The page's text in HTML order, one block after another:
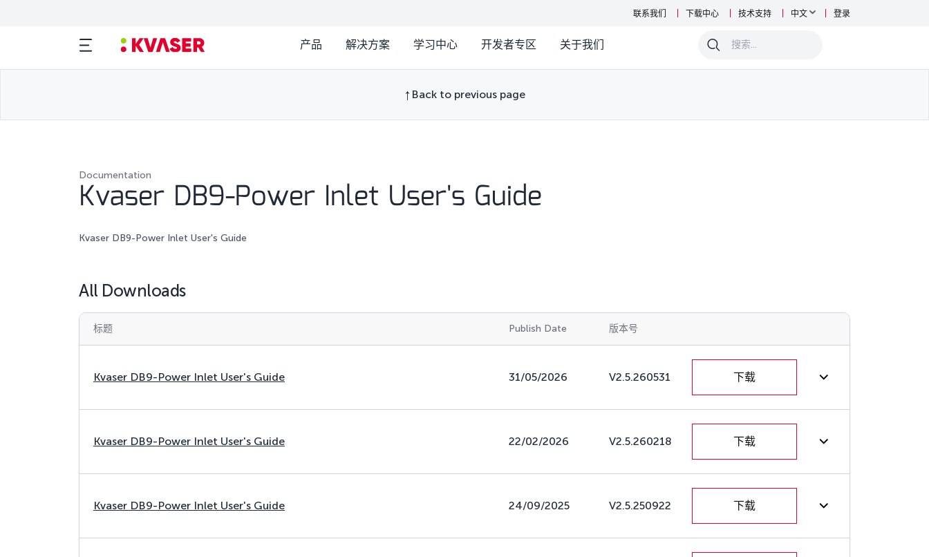
联系我们 下载中心 技术支持 中文 登录
产品 解决方案 学习中心 开发者专区 关于我们 0
Back to previous page
Documentation
Kvaser DB9-Power Inlet User's Guide
Kvaser DB9-Power Inlet User's Guide
All Downloads
标题 Publish Date 版本号
Kvaser DB9-Power Inlet User's Guide 31/05/2026 V2.5.260531 下载
Kvaser DB9-Power Inlet User's Guide 22/02/2026 V2.5.260218 下载
Kvaser DB9-Power Inlet User's Guide 24/09/2025 V2.5.250922 下载